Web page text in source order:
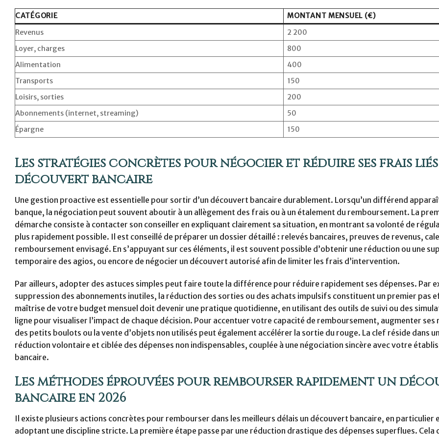
CATÉGORIE
MONTANT MENSUEL (€)
Revenus
2 200
Loyer, charges
800
Alimentation
400
Transports
150
Loisirs, sorties
200
Abonnements (internet, streaming)
50
Épargne
150
Les stratégies concrètes pour négocier et réduire ses frais
découvert bancaire
Une gestion proactive est essentielle pour sortir d’un découvert bancaire durablement. Lorsqu’un différend
banque, la négociation peut souvent aboutir à un allègement des frais ou à un étalement du remboursement. La
démarche consiste à contacter son conseiller en expliquant clairement sa situation, en montrant sa volonté de
plus rapidement possible. Il est conseillé de préparer un dossier détaillé : relevés bancaires, preuves de revenus,
remboursement envisagé. En s’appuyant sur ces éléments, il est souvent possible d’obtenir une réduction ou une
temporaire des agios, ou encore de négocier un découvert autorisé afin de limiter les frais d’intervention.
Par ailleurs, adopter des astuces simples peut faire toute la différence pour réduire rapidement ses dépenses. Par
suppression des abonnements inutiles, la réduction des sorties ou des achats impulsifs constituent un premier pas
maîtrise de votre budget mensuel doit devenir une pratique quotidienne, en utilisant des outils de suivi ou des
ligne pour visualiser l’impact de chaque décision. Pour accentuer votre capacité de remboursement, augmenter ses
des petits boulots ou la vente d’objets non utilisés peut également accélérer la sortie du rouge. La clef réside dans
réduction volontaire et ciblée des dépenses non indispensables, couplée à une négociation sincère avec votre
bancaire.
Les méthodes éprouvées pour rembourser rapidement un
bancaire en 2026
Il existe plusieurs actions concrètes pour rembourser dans les meilleurs délais un découvert bancaire, en particulier
adoptant une discipline stricte. La première étape passe par une réduction drastique des dépenses superflues. Cela